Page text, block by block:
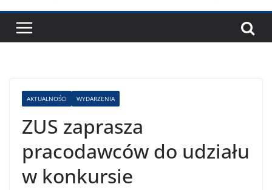
AKTUALNOŚCI WYDARZENIA
ZUS zaprasza
pracodawców do udziału
w konkursie